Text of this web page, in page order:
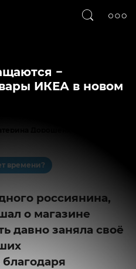
−
ИКЕА в новом
времени?
россиянина,
о магазине
давно заняла своё